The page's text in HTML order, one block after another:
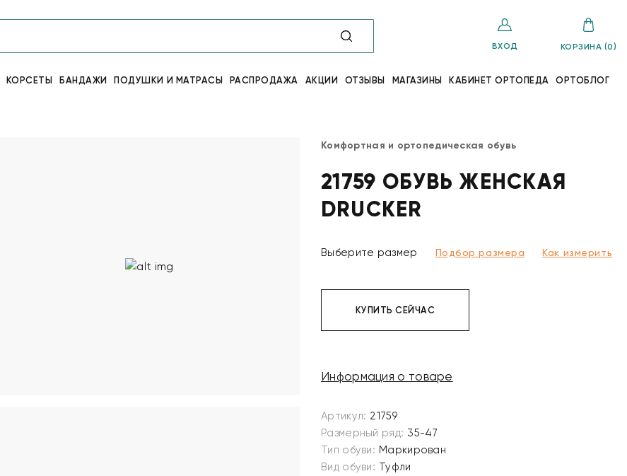
ВХОД КОРЗИНА (0)
КОРСЕТЫ БАНДАЖИ ПОДУШКИ И МАТРАСЫ РАСПРОДАЖА АКЦИИ ОТЗЫВЫ МАГАЗИНЫ КАБИНЕТ ОРТОПЕДА ОРТОБЛОГ
Комфортная и ортопедическая обувь
21759 ОБУВЬ ЖЕНСКАЯ
DRUCKER
Выберите размер Подбор размера Как измерить
КУПИТЬ СЕЙЧАС
Информация о товаре
Артикул: 21759
Размерный ряд: 35-47
Тип обуви: Маркирован
Вид обуви: Туфли